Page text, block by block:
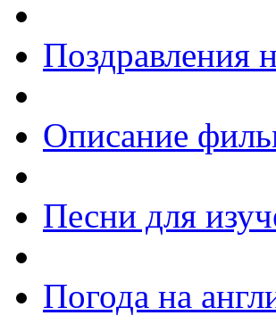
Поздравления
Описание
Песни для
Погода на